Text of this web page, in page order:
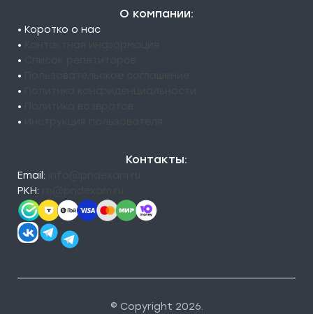
О компании:
• Коротко о нас
•
•
•
•
•
•
Контакты:
Email:
РКН:
© Copyright 2026.